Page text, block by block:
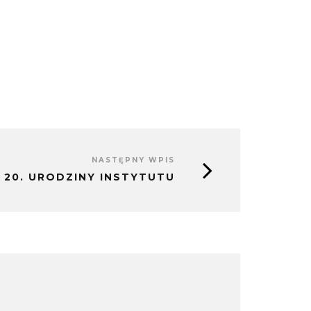
NASTĘPNY WPIS
20. URODZINY INSTYTUTU